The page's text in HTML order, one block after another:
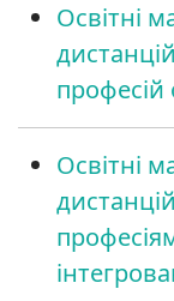
Освітні
Освітні